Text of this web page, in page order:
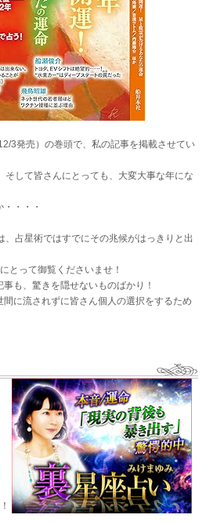
3発売）の巻頭で、私の記事を掲載させてい
して皆さんにとっても、大変大事な年にな
・・・
占星術ではすでにその兆候がはっきりと出
とって御覧くださいませ！
も、驚きを隠せないものばかり！
に流されずに皆さん個人の選択をするため